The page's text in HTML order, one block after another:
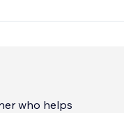
who helps